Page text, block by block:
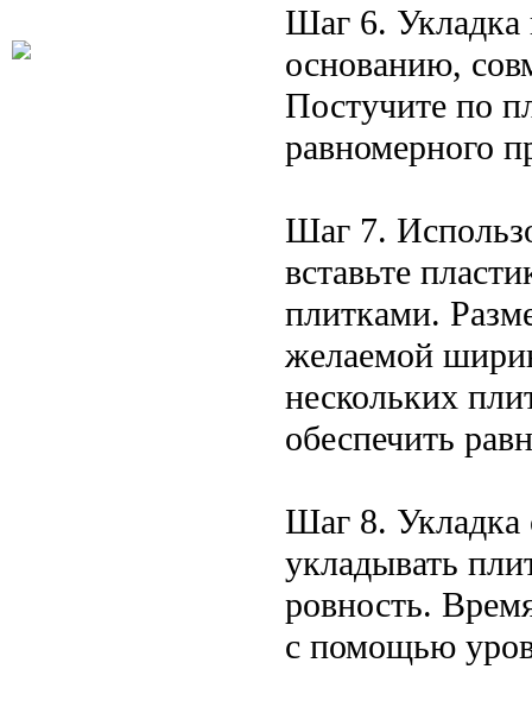
Шаг 6.
основанию,
Постучите по
равномерного
Шаг 7.
вставьте
плитками.
желаемой
нескольких
обеспечить
Шаг 8. Укладка
укладывать
ровность.
с помощью